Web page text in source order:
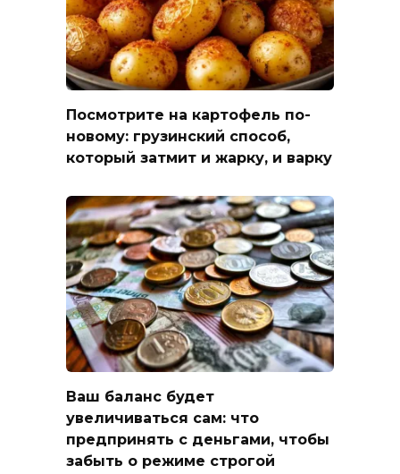
Посмотрите на картофель по-
новому: грузинский способ,
который затмит и жарку, и варку
Ваш баланс будет
увеличиваться сам: что
предпринять с деньгами, чтобы
забыть о режиме строгой